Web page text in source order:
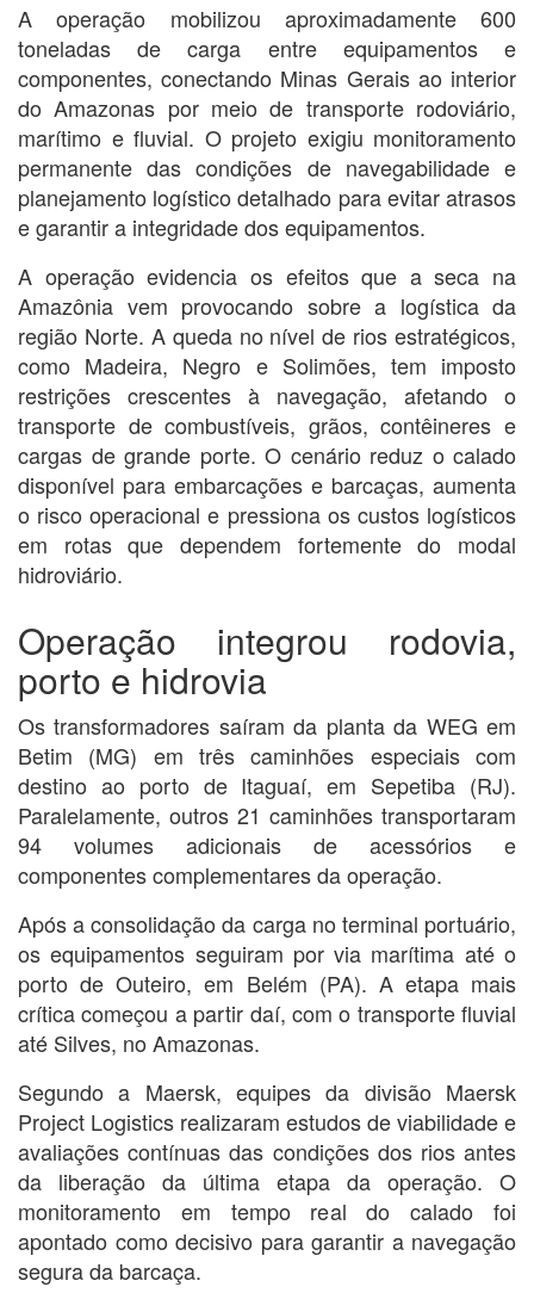
A operação mobilizou aproximadamente 600
toneladas de carga entre equipamentos e
componentes, conectando Minas Gerais ao interior
do Amazonas por meio de transporte rodoviário,
marítimo e fluvial. O projeto exigiu monitoramento
permanente das condições de navegabilidade e
planejamento logístico detalhado para evitar atrasos
e garantir a integridade dos equipamentos.
A operação evidencia os efeitos que a seca na
Amazônia vem provocando sobre a logística da
região Norte. A queda no nível de rios estratégicos,
como Madeira, Negro e Solimões, tem imposto
restrições crescentes à navegação, afetando o
transporte de combustíveis, grãos, contêineres e
cargas de grande porte. O cenário reduz o calado
disponível para embarcações e barcaças, aumenta
o risco operacional e pressiona os custos logísticos
em rotas que dependem fortemente do modal
hidroviário.
Operação integrou rodovia,
porto e hidrovia
Os transformadores saíram da planta da WEG em
Betim (MG) em três caminhões especiais com
destino ao porto de Itaguaí, em Sepetiba (RJ).
Paralelamente, outros 21 caminhões transportaram
94 volumes adicionais de acessórios e
componentes complementares da operação.
Após a consolidação da carga no terminal portuário,
os equipamentos seguiram por via marítima até o
porto de Outeiro, em Belém (PA). A etapa mais
crítica começou a partir daí, com o transporte fluvial
até Silves, no Amazonas.
Segundo a Maersk, equipes da divisão Maersk
Project Logistics realizaram estudos de viabilidade e
avaliações contínuas das condições dos rios antes
da liberação da última etapa da operação. O
monitoramento em tempo real do calado foi
apontado como decisivo para garantir a navegação
segura da barcaça.